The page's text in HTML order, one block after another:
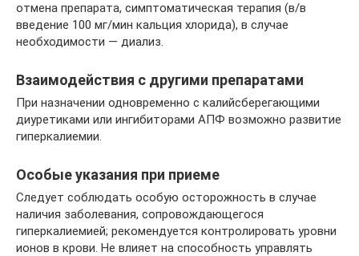
отмена препарата, симптоматическая терапия (в/в
введение 100 мг/мин кальция хлорида), в случае
необходимости — диализ.
Взаимодействия с другими препаратами
При назначении одновременно с калийсберегающими
диуретиками или ингибиторами АПФ возможно развитие
гиперкалиемии.
Особые указания при приеме
Следует соблюдать особую осторожность в случае
наличия заболевания, сопровождающегося
гиперкалиемией; рекомендуется контролировать уровни
ионов в крови. Не влияет на способность управлять